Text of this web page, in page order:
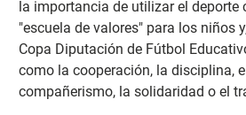
la importancia de utilizar el deporte
"escuela de valores" para los niños
Copa Diputación de Fútbol
como la cooperación, la disciplina,
compañerismo, la solidaridad o el